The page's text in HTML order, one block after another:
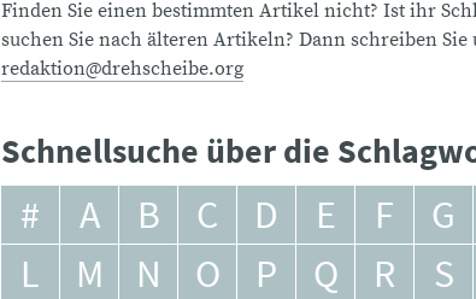
Finden Sie einen bestimmten Artikel nicht? Ist ihr
suchen Sie nach älteren Artikeln? Dann schreiben Sie
redaktion@drehscheibe.org
Schnellsuche über die
# A B C D E F G
L
M N O P Q R S